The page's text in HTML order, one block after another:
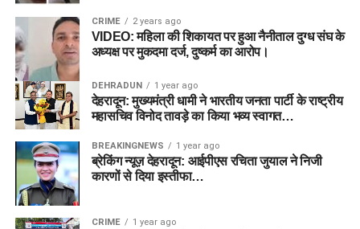
CRIME 2 years ago
VIDEO: महिला की शिकायत पर हुआ नैनीताल दुग्ध संघ के
अध्यक्ष पर मुकदमा दर्ज, दुष्कर्म का आरोप।
DEHRADUN 1 year ago
देहरादून: मुख्यमंत्री धामी ने भारतीय जनता पार्टी के राष्ट्रीय
महासचिव विनोद तावड़े का किया भव्य स्वागत…
BREAKINGNEWS 1 year ago
ब्रेकिंग न्यूज़ देहरादून: आईपीएस रचिता जुयाल ने निजी
कारणों से दिया इस्तीफा…
CRIME 1 year ago